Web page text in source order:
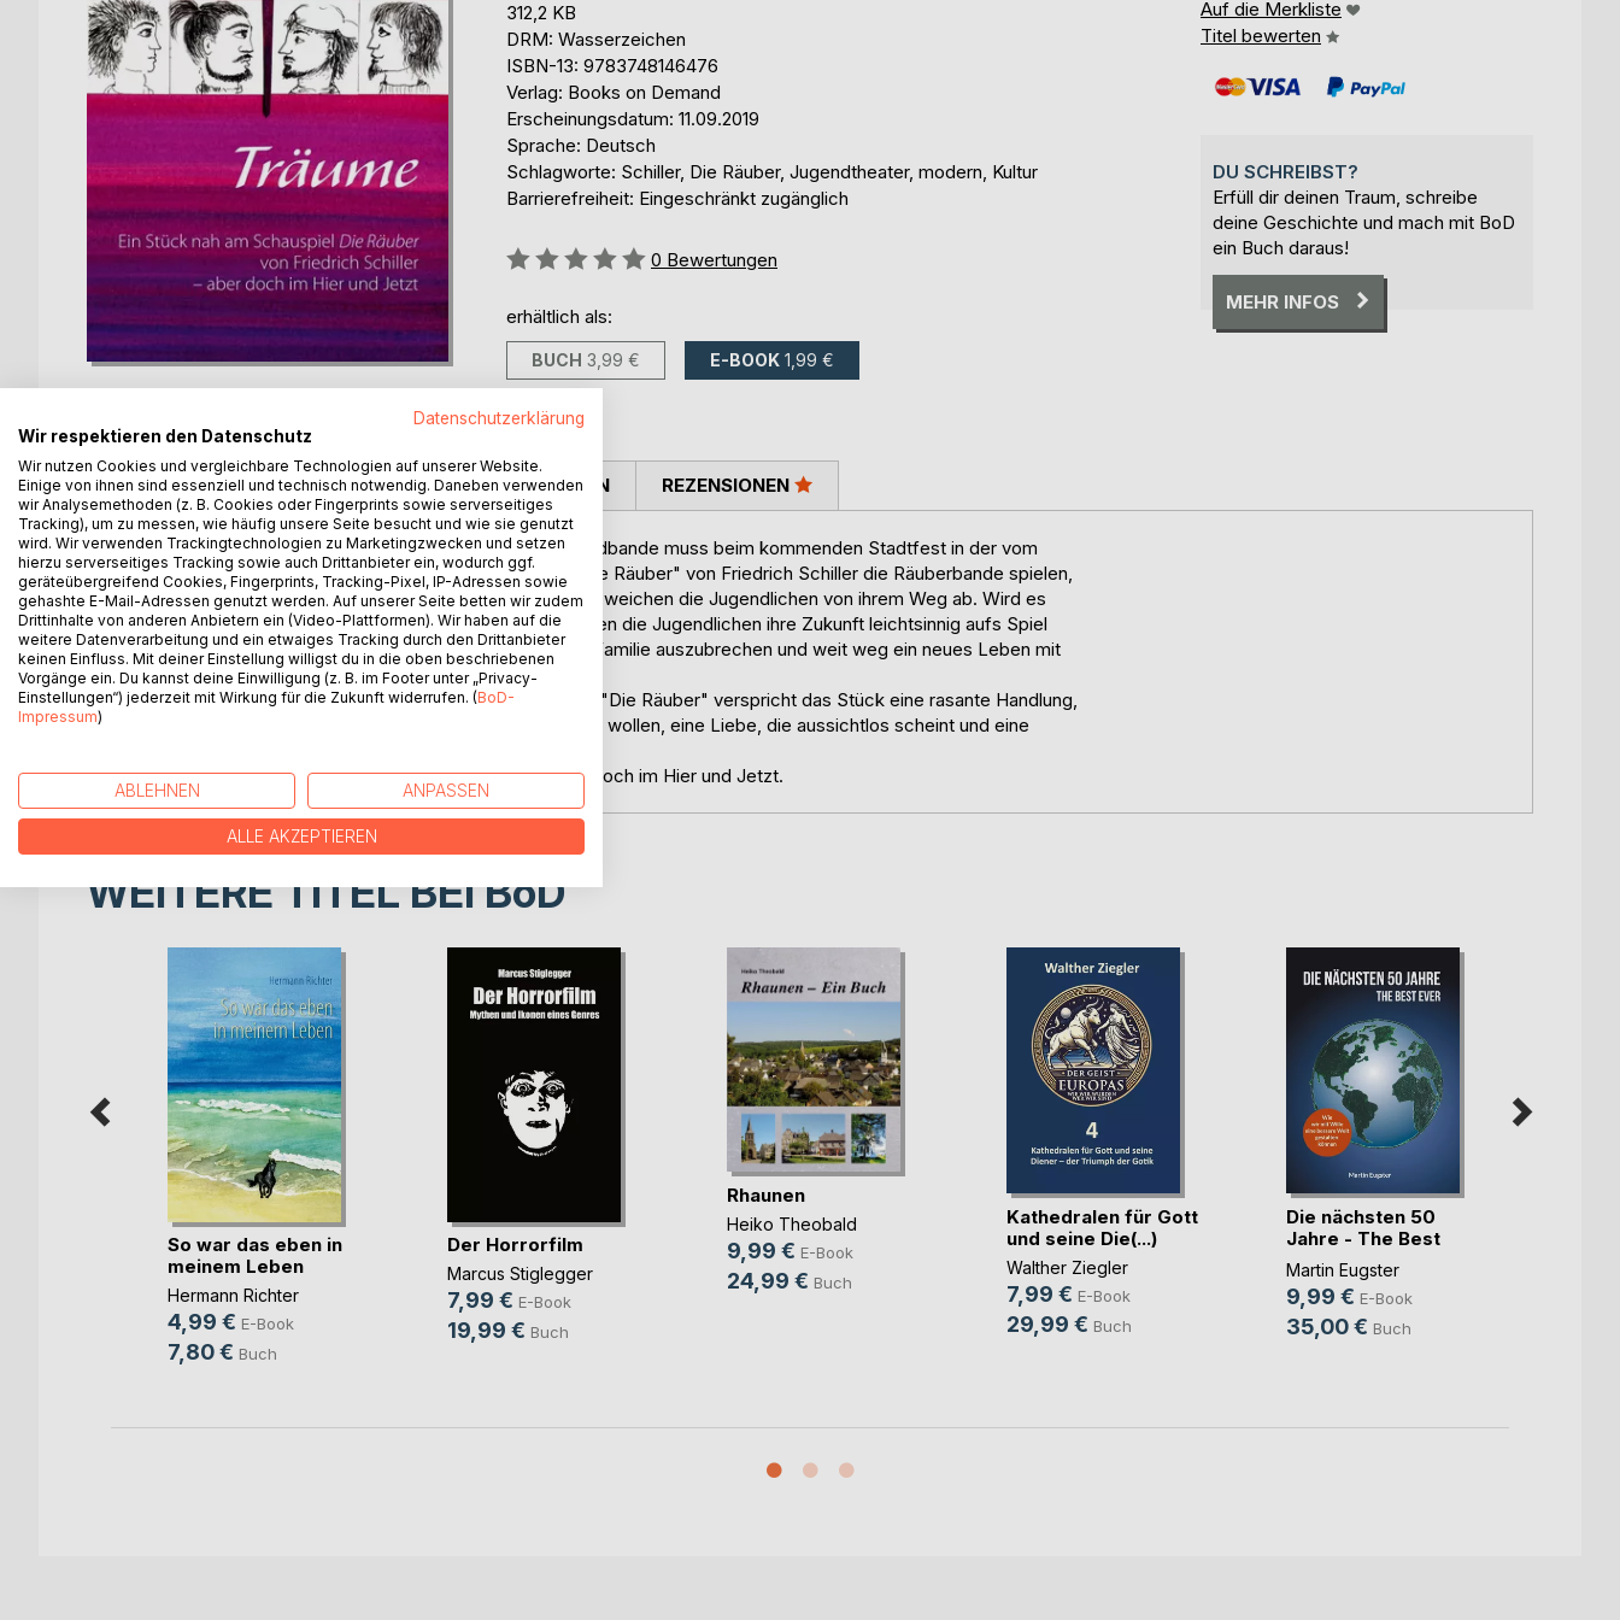
312,2 KB
DRM: Wasserzeichen
ISBN-13: 9783748146476
Verlag: Books on Demand
Erscheinungsdatum: 11.09.2019
Sprache: Deutsch
Schlagworte: Schiller, Die Räuber, Jugendtheater, modern, Kultur
Barrierefreiheit: Eingeschränkt zugänglich
Bewertung::
0 Bewertungen
erhältlich als:
BUCH 3,99 € E-BOOK 1,99 €
Auf die Merkliste
Titel bewerten
DU SCHREIBST?
Erfüll dir deinen Traum, schreibe
deine Geschichte und mach mit BoD
ein Buch daraus!
MEHR INFOS
BESCHREIBUNG
Eine vom Jugendgericht auf Bewährung verurteilte Jugendbande muss beim kommenden Stadtfest in der vom
Jugendtheater geplanten Aufführung des Schauspiels "Die Räuber" von Friedrich Schiller die Räuberbande spielen,
damit die Bewährung auch weiterhin gilt. Doch unerwartet weichen die Jugendlichen von ihrem Weg ab. Wird es
ihnen gelingen, ihre Rollen trotzdem zu spielen oder werden die Jugendlichen ihre Zukunft leichtsinnig aufs Spiel
setzen? Wird Aicha es schaffen, aus ihrer konservativen Familie auszubrechen und weit weg ein neues Leben mit
Max zu beginnen?
Übertragbar in die heutige Zeit und angelehnt an Schillers "Die Räuber" verspricht das Stück eine rasante Handlung,
Verrat an Freunde, Charaktere, die ihre Ideen durchsetzen wollen, eine Liebe, die aussichtlos scheint und eine
Karl Moors Räuberbande als Gang heutiger Tage ... aber doch im Hier und Jetzt.
AUTOR/IN PRESSESTIMMEN REZENSIONEN
WEITERE TITEL BEIBoD
So war das eben in
meinem Leben
Hermann Richter
4,99 € E-Book
7,80 € Buch
Der Horrorfilm
Marcus Stiglegger
7,99 € E-Book
19,99 € Buch
Rhaunen
Heiko Theobald
9,99 € E-Book
24,99 € Buch
Kathedralen für Gott
und seine Die(...)
Walther Ziegler
7,99 € E-Book
29,99 € Buch
Die nächsten 50
Jahre - The Best
Ever
Martin Eugster
9,99 € E-Book
35,00 € Buch
Datenschutzerklärung
Wir respektieren den Datenschutz
Wir nutzen Cookies und vergleichbare Technologien auf unserer Website.
Einige von ihnen sind essenziell und technisch notwendig. Daneben verwenden
wir Analysemethoden (z. B. Cookies oder Fingerprints sowie serverseitiges
Tracking), um zu messen, wie häufig unsere Seite besucht und wie sie genutzt
wird. Wir verwenden Trackingtechnologien zu Marketingzwecken und setzen
hierzu serverseitiges Tracking sowie auch Drittanbieter ein, wodurch ggf.
geräteübergreifend Cookies, Fingerprints, Tracking-Pixel, IP-Adressen sowie
gehashte E-Mail-Adressen genutzt werden. Auf unserer Seite betten wir zudem
Drittinhalte von anderen Anbietern ein (Video-Plattformen). Wir haben auf die
weitere Datenverarbeitung und ein etwaiges Tracking durch den Drittanbieter
keinen Einfluss. Mit deiner Einstellung willigst du in die oben beschriebenen
Vorgänge ein. Du kannst deine Einwilligung (z. B. im Footer unter „Privacy-
Einstellungen“) jederzeit mit Wirkung für die Zukunft widerrufen. (BoD-
Impressum)
ABLEHNEN ANPASSEN
ALLE AKZEPTIEREN